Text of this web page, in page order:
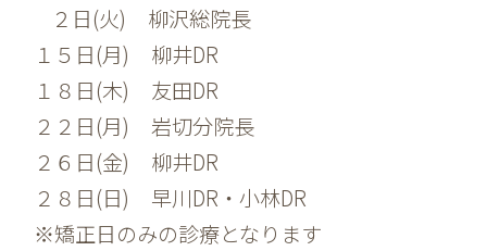
２日(火) 柳沢総院長
１５日(月) 柳井DR
１８日(木) 友田DR
２２日(月) 岩切分院長
２６日(金) 柳井DR
２８日(日) 早川DR・小林DR
※矯正日のみの診療となります